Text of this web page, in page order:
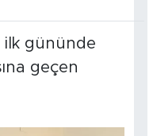
ilk gününde
geçen